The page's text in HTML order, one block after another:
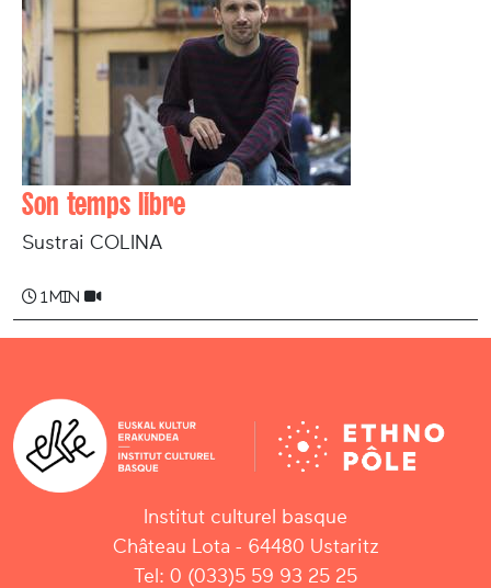
Son temps libre
Sustrai COLINA
1 min
Institut culturel basque
Château Lota - 64480 Ustaritz
Tel: 0 (033)5 59 93 25 25